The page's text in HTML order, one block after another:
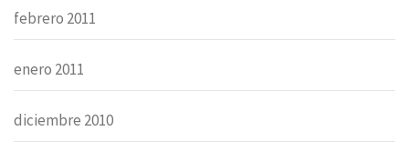
febrero 2011
enero 2011
diciembre 2010